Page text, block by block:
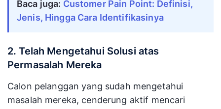
Baca juga: Customer Pain Point: Definisi,
Jenis, Hingga Cara Identifikasinya
2. Telah Mengetahui Solusi atas
Permasalah Mereka
Calon pelanggan yang sudah mengetahui
masalah mereka, cenderung aktif mencari